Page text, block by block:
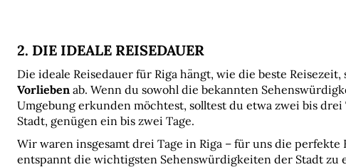
2. DIE IDEALE REISEDAUER
Die ideale Reisedauer für Riga hängt, wie die beste Reisezeit,
Vorlieben ab. Wenn du sowohl die bekannten
Umgebung erkunden möchtest, solltest du etwa zwei bis
Stadt, genügen ein bis zwei Tage.
Wir waren insgesamt drei Tage in Riga – für uns die perfekte
entspannt die wichtigsten Sehenswürdigkeiten der Stadt zu